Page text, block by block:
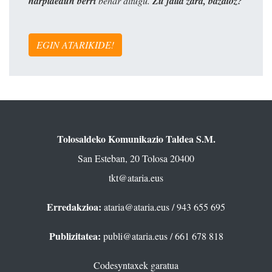
EGIN ATARIKIDE!
Tolosaldeko Komunikazio Taldea S.M.
San Esteban, 20 Tolosa 20400
tkt@ataria.eus
Erredakzioa: ataria@ataria.eus/ 943 655 695
Publizitatea: publi@ataria.eus/ 661 678 818
Codesyntaxek garatua